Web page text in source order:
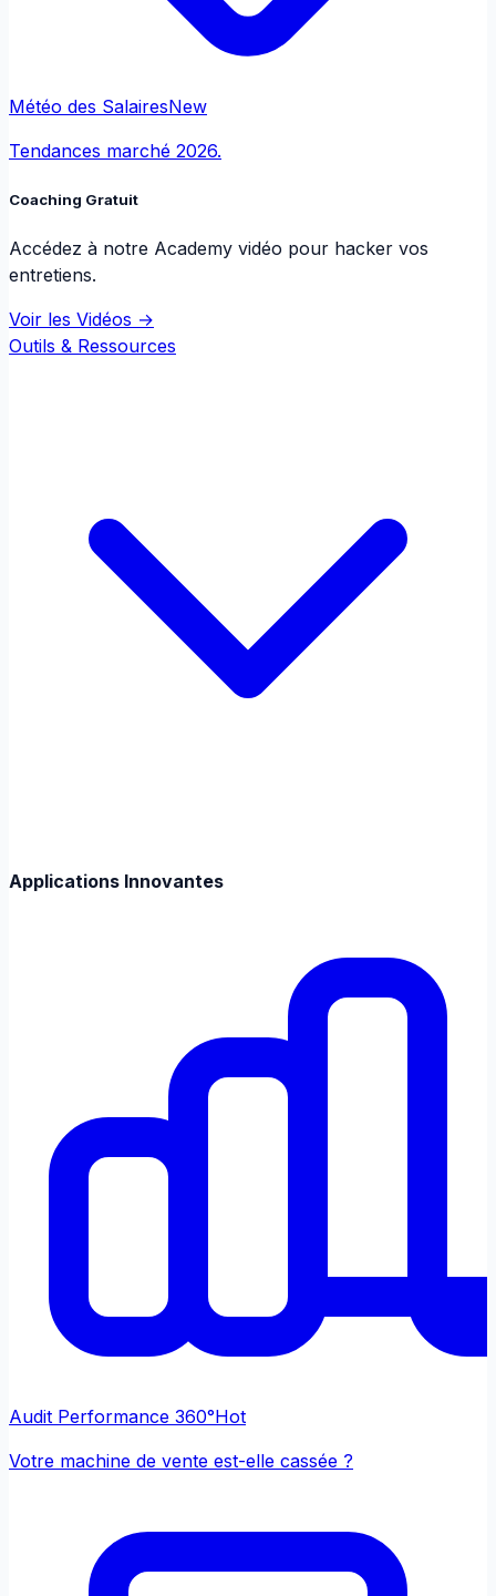
Météo des SalairesNew
Tendances marché 2026.
Coaching Gratuit
Accédez à notre Academy vidéo pour hacker vos
entretiens.
Voir les Vidéos →
Outils & Ressources
Applications Innovantes
Audit Performance 360°Hot
Votre machine de vente est-elle cassée ?